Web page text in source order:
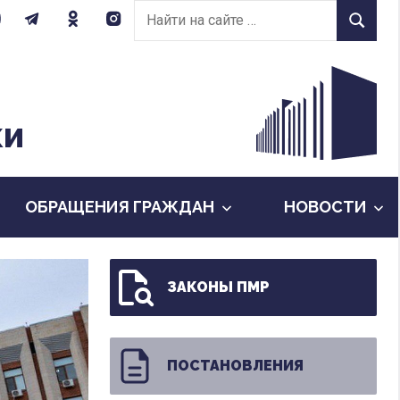
Найти
на
Найти
ОБРАЩЕНИЯ ГРАЖДАН НОВОСТИ
ЗАКОНЫ ПМР
ПОСТАНОВЛЕНИЯ